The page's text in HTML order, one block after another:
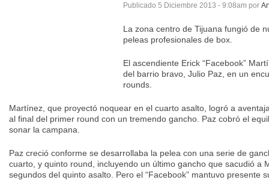
Publicado 5 Diciembre 2013 - 9:08am por
La zona centro de Tijuana fungió de
peleas profesionales de box.
El ascendiente Erick “Facebook”
del barrio bravo, Julio Paz, en un
rounds.
Martínez, que proyectó noquear en el cuarto asalto, logró a
al final del primer round con un tremendo gancho. Paz cobró el
sonar la campana.
Paz creció conforme se desarrollaba la pelea con una serie de
cuarto, y quinto round, incluyendo un último gancho que sacudió a
segundos del quinto asalto. Pero el “Facebook” mantuvo presente